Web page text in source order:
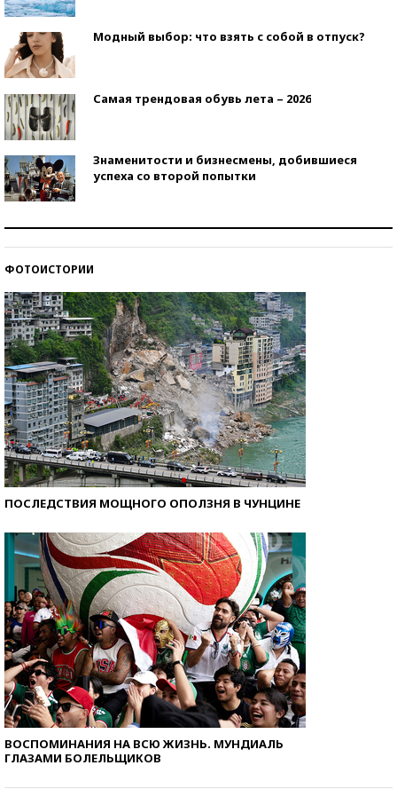
Модный выбор: что взять с собой в отпуск?
Самая трендовая обувь лета – 2026
Знаменитости и бизнесмены, добившиеся
успеха со второй попытки
ФОТОИСТОРИИ
ПОСЛЕДСТВИЯ МОЩНОГО ОПОЛЗНЯ В ЧУНЦИНЕ
ВОСПОМИНАНИЯ НА ВСЮ ЖИЗНЬ. МУНДИАЛЬ
ГЛАЗАМИ БОЛЕЛЬЩИКОВ